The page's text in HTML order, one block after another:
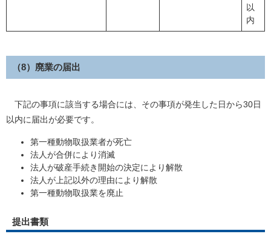
以
内
（8）廃業の届出
下記の事項に該当する場合には、その事項が発生した日から30日
以内に届出が必要です。
第一種動物取扱業者が死亡
法人が合併により消滅
法人が破産手続き開始の決定により解散
法人が上記以外の理由により解散
第一種動物取扱業を廃止
提出書類